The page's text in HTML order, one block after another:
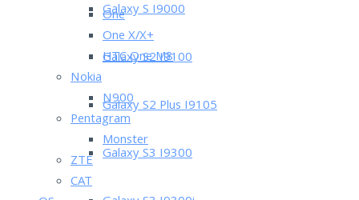
Galaxy S I9000
Galaxy S2 I9100
Galaxy S2 Plus I9105
Galaxy S3 I9300
One
One X/X+
HTC One M8
Nokia
N900
Pentagram
Monster
ZTE
CAT